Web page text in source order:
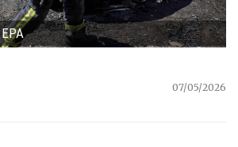
07/05/2026